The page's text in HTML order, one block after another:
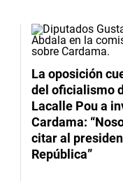
La oposición
del oficialismo
Lacalle Pou a
Cardama:
citar al
República”